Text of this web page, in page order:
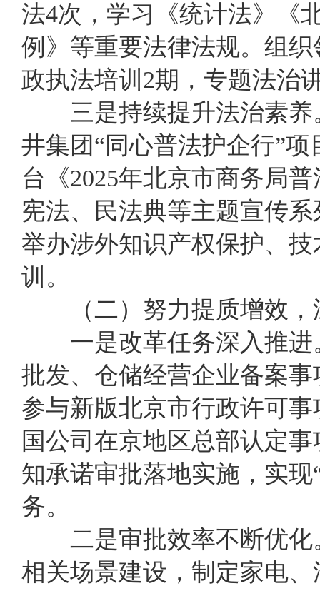
法4次，学习
《统计法》《
例 》 等重要法律法规。组
政执法培训2期，专题法治
三是持续提升法治素养
井集团“同心普法护企行”
台《2025年北京市商务局
宪法、民法典等主题宣传
举办涉外知识产权保护、
训 。
（二） 努力提质增效 ，
一是改革任务深入推进
批发、 仓储经营企业备案事
参与新版北京市行政许可
国公司在京地区总部认定
知承诺审批落地实施， 实现
务。
二是审批效率不断优化
相关场景建设，制定家电、